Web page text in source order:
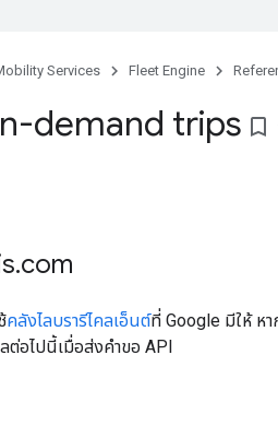
Services Fleet Engine
demand trips bookmark_border
.com
คลังไลบรารีไคลเอ็นต์ที่ Google มีให้ ห
ต่อไปนี้เมื่อส่งคำขอ API